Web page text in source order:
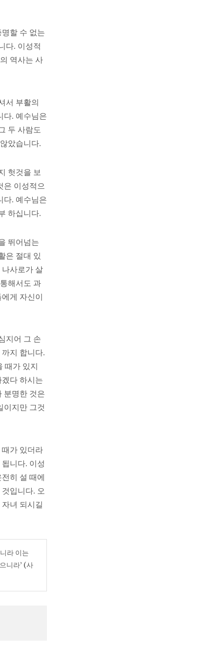
할 수 없는
다. 이성적
역사는 사
서 부활의
다. 예수님은
두 사람도
았습니다.
헛것을 보
은 이성적으
다. 예수님은
하십니다.
뛰어넘는
은 절대 있
사로가 살
해서도 과
게 자신이
지어 그 손
지 합니다.
때가 있지
다 하시는
분명한 것은
이지만 그것
가 있더라
니다. 이성
히 설 때에
입니다. 오
녀 되시길
라 이는
니라’ (사